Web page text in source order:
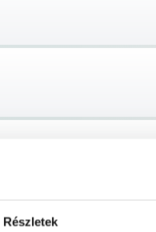
Részletek